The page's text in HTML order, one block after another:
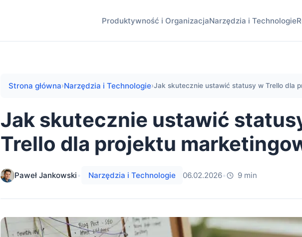
Produktywność i OrganizacjaNarzędzia i Technologie
Strona główna›Narzędzia i Technologie›Jak skutecznie ustawić statusy w Trello dla
Jak skutecznie ustawić
Trello dla projektu
Paweł Jankowski• Narzędzia i Technologie 06.02.2026• 9 min